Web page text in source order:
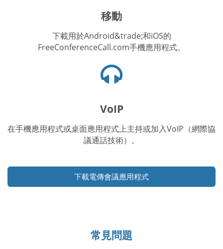
標
移動
下載用於Android&trade;和iOS的
FreeConferenceCall.com手機應用程式。
機
VoIP
在手機應用程式或桌面應用程式上主持或加入VoIP（網際協
議通話技術）。
下載電傳會議應用程式
常見問題